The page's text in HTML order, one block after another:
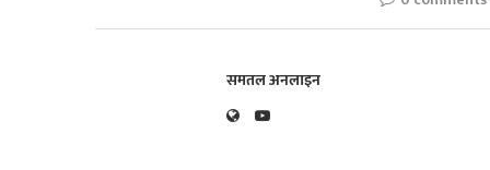
समतल अनलाइन